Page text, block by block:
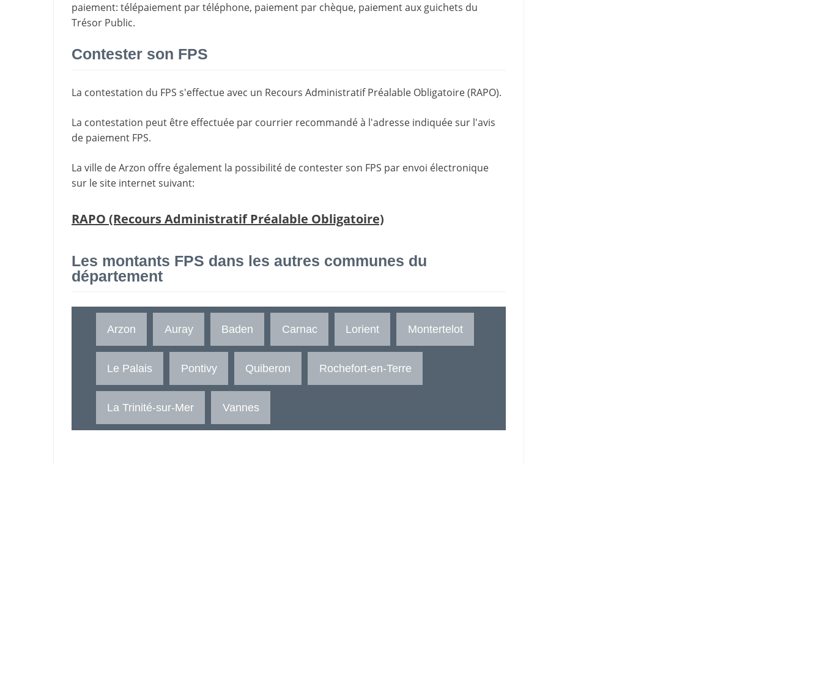
paiement: télépaiement par téléphone, paiement par chèque, paiement aux guichets du
Trésor Public.
Contester son FPS
La contestation du FPS s'effectue avec un Recours Administratif Préalable Obligatoire (RAPO).
La contestation peut être effectuée par courrier recommandé à l'adresse indiquée sur l'avis
de paiement FPS.
La ville de Arzon offre également la possibilité de contester son FPS par envoi électronique
sur le site internet suivant:
RAPO (Recours Administratif Préalable Obligatoire)
Les montants FPS dans les autres communes du
département
Arzon Auray Baden Carnac Lorient Montertelot
Le Palais Pontivy Quiberon Rochefort-en-Terre
La Trinité-sur-Mer Vannes